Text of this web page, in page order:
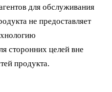
для обслуживания
не предоставляет
сторонних целей вне
продукта.